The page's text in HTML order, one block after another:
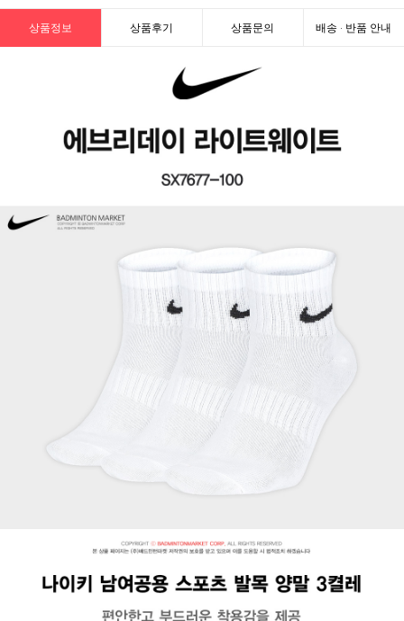
상품정보 상품후기 상품문의 배송 · 반품 안내